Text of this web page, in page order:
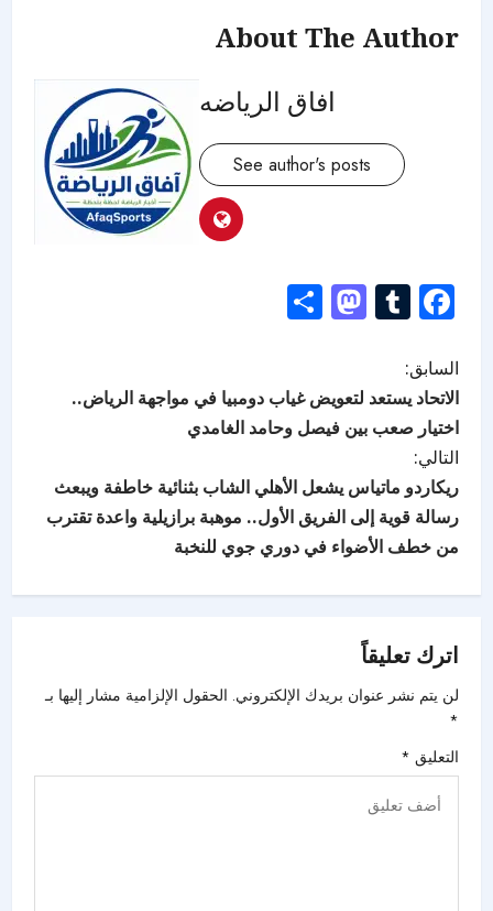
About The Author
افاق الرياضه
See author's posts
Facebook
Tumblr
Mastodon
السابق:
الاتحاد يستعد لتعويض غياب دومبيا في مواجهة الرياض..
اختيار صعب بين فيصل وحامد الغامدي
التالي:
ريكاردو ماتياس يشعل الأهلي الشاب بثنائية خاطفة ويبعث
رسالة قوية إلى الفريق الأول.. موهبة برازيلية واعدة تقترب
من خطف الأضواء في دوري جوي للنخبة
اترك تعليقاً
لن يتم نشر عنوان بريدك الإلكتروني. الحقول الإلزامية مشار إليها بـ
*
التعليق *